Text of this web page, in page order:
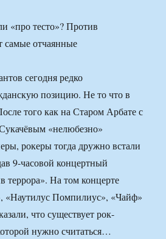
сегодня редко
позицию. Не то что в
того как на Старом Арбате с
«нелюбезно»
рокеры тогда дружно встали
9-часовой концертный
террора». На том концерте
«Наутилус Помпилиус», «Чайф»
что существует рок-
нужно считаться…